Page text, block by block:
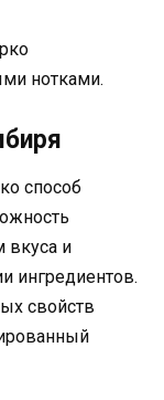
нотками.
способ
вкуса и
ингредиентов.
свойств